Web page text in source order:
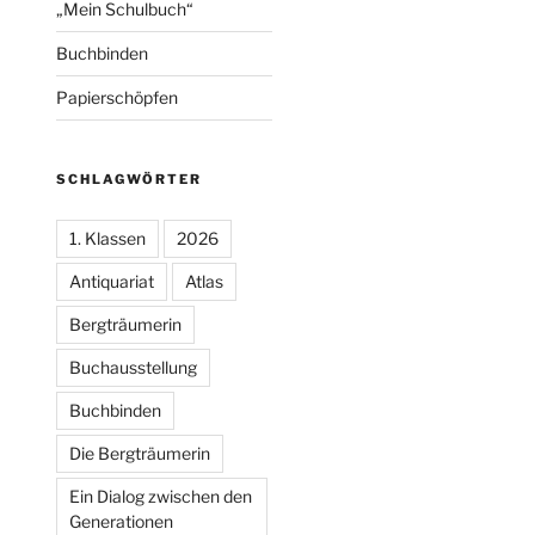
„Mein Schulbuch“
Buchbinden
Papierschöpfen
SCHLAGWÖRTER
1. Klassen 2026
Antiquariat Atlas
Bergträumerin
Buchausstellung
Buchbinden
Die Bergträumerin
Ein Dialog zwischen den
Generationen